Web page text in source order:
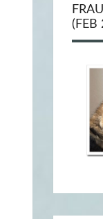
(FEB